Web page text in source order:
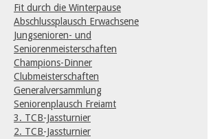
Fit durch die Winterpause
Abschlussplausch Erwachsene
Jungsenioren- und
Seniorenmeisterschaften
Champions-Dinner
Clubmeisterschaften
Generalversammlung
Seniorenplausch Freiamt
3. TCB-Jassturnier
2. TCB-Jassturnier